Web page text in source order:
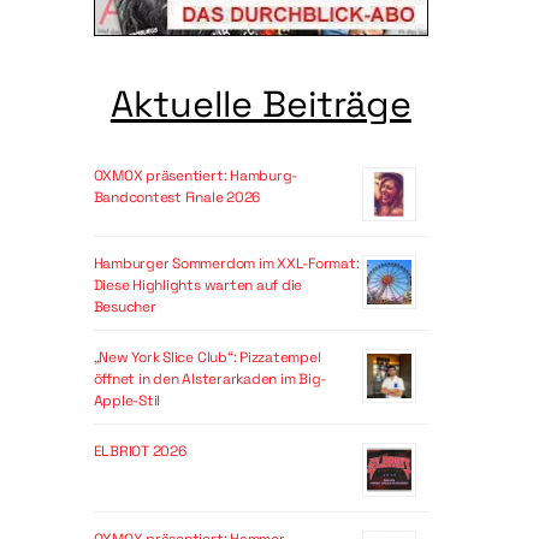
Aktuelle Beiträge
OXMOX präsentiert: Hamburg-
Bandcontest Finale 2026
Hamburger Sommerdom im XXL-Format:
Diese Highlights warten auf die
Besucher
„New York Slice Club“: Pizzatempel
öffnet in den Alsterarkaden im Big-
Apple-Stil
ELBRIOT 2026